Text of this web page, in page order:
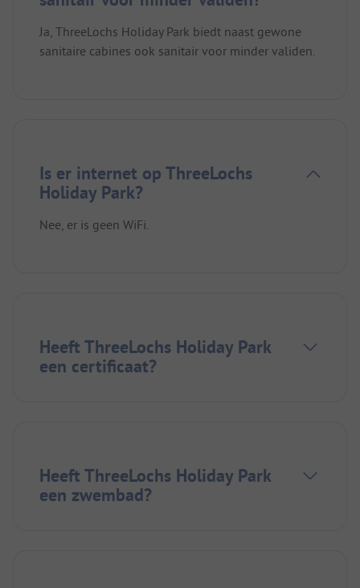
Ja, ThreeLochs Holiday Park biedt naast gewone
sanitaire cabines ook sanitair voor minder validen.
Is er internet op ThreeLochs
Holiday Park?
Nee, er is geen WiFi.
Heeft ThreeLochs Holiday Park
een certificaat?
Heeft ThreeLochs Holiday Park
een zwembad?